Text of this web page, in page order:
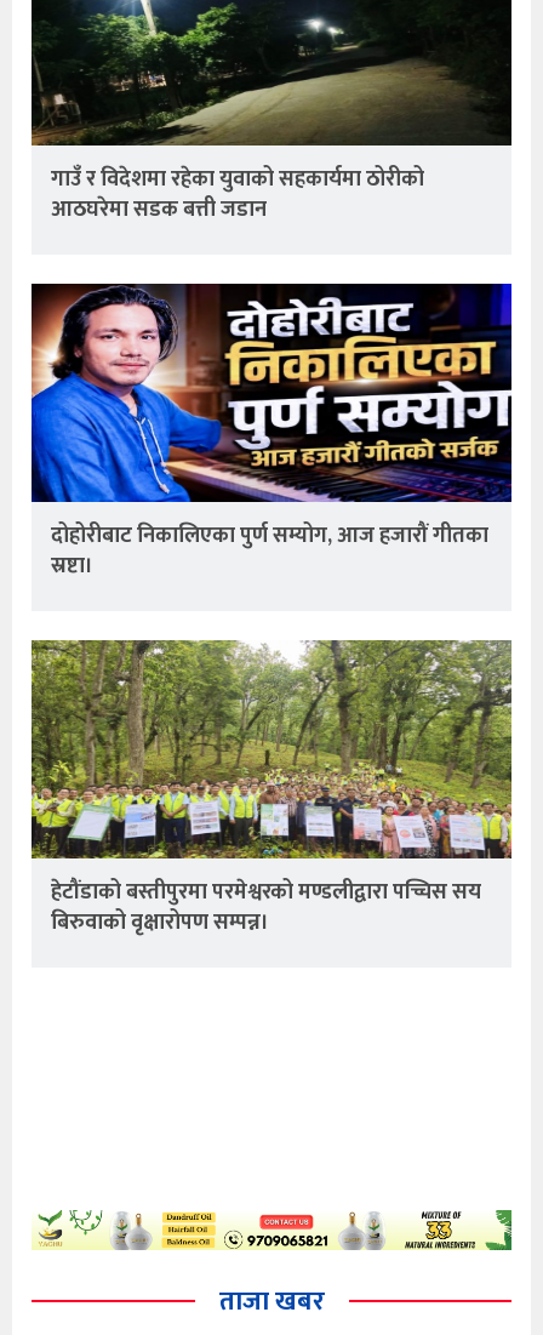
गाउँ र विदेशमा रहेका युवाको सहकार्यमा ठोरीको
आठघरेमा सडक बत्ती जडान
दोहोरीबाट निकालिएका पुर्ण सम्योग, आज हजारौं गीतका
स्रष्टा।
हेटौंडाको बस्तीपुरमा परमेश्वरको मण्डलीद्वारा पच्चिस सय
बिरुवाको वृक्षारोपण सम्पन्न।
ताजा खबर